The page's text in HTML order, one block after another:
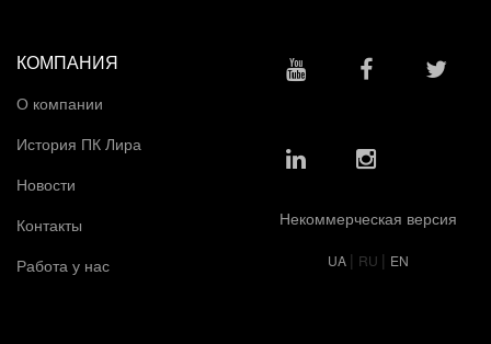
КОМПАНИЯ
О компании
История ПК Лира
Новости
Контакты
Работа у нас
Некоммерческая версия
UA | RU | EN